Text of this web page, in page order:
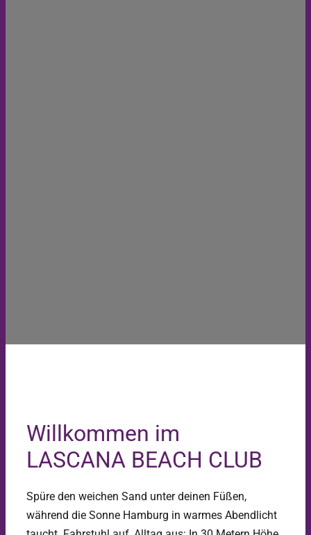
Willkommen im
LASCANA BEACH CLUB
Spüre den weichen Sand unter deinen Füßen,
während die Sonne Hamburg in warmes Abendlicht